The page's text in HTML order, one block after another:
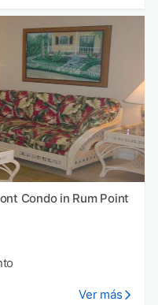
Condo in Rum Point
Ver más